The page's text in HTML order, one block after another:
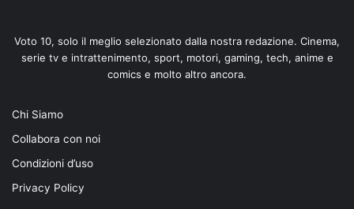
Voto 10, solo il meglio selezionato dalla nostra redazione. Cinema,
serie tv e intrattenimento, sport, motori, gaming, tech, anime e
comics e molto altro ancora.
Chi Siamo
Collabora con noi
Condizioni d’uso
Privacy Policy